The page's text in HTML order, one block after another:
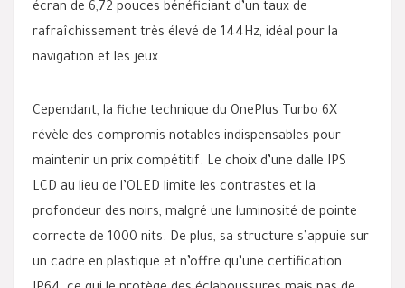
écran de 6,72 pouces bénéficiant d’un taux de
rafraîchissement très élevé de 144Hz, idéal pour la
navigation et les jeux.
Cependant, la fiche technique du OnePlus Turbo 6X
révèle des compromis notables indispensables pour
maintenir un prix compétitif. Le choix d’une dalle IPS
LCD au lieu de l’OLED limite les contrastes et la
profondeur des noirs, malgré une luminosité de pointe
correcte de 1000 nits. De plus, sa structure s’appuie sur
un cadre en plastique et n’offre qu’une certification